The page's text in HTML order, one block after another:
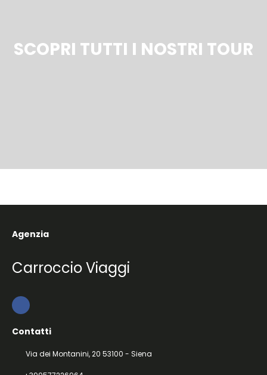
SCOPRI TUTTI I NOSTRI TOUR
Agenzia
Carroccio Viaggi
Contatti
Via dei Montanini, 20 53100 - Siena